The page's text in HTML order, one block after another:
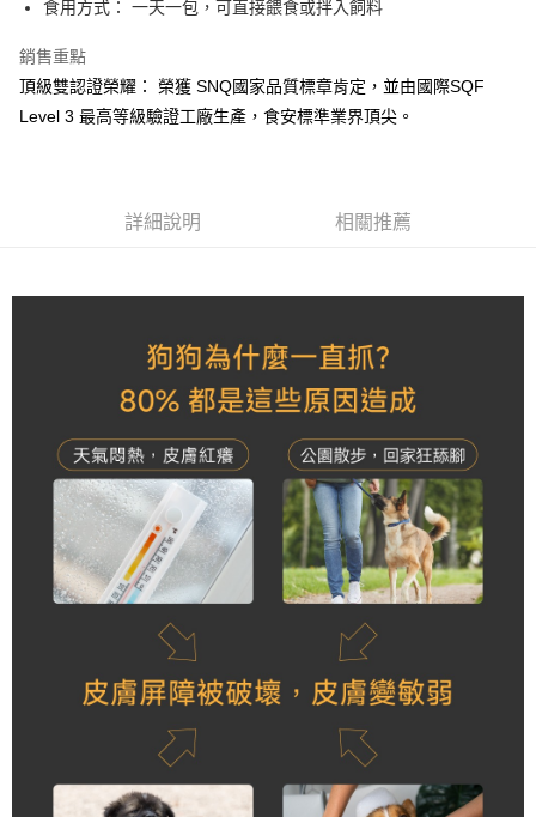
流程，驗證手機門號後，選擇欲分期的期數、繳款截止日，確認付款後即完
3.實際核准額度、可分期數及費用金額請依後續交易確認頁面所載為準。
4.訂單成立30分鐘內，如未前往確認交易或遇審核未通過，訂單將自動取
消。如遇「轉專審核」未通過狀況，表示未達大哥付你分期系統評分，恕無
法說明評估內容。
2.透過簡訊連結打開帳單後，可選擇「超商條碼／台灣大直營門市／銀行轉
帳／街口支付／iPASS MONEY」等通路繳費。
1.本服務係由「台灣大哥大股份有限公司」（以下簡稱本公司）所提供，讓
買賣價金債權讓與本公司後，依約使用本公司帳單繳交帳款。
2.基於同意付款使用「大哥付你分期」之契約關係目的，商店將以您的個人
資料（包含姓名、電話或地址）提供予台灣大哥大進項蒐集、處理及利用，
由本公司與您本人進行分期帳單所需資料之確認、核對及更正。
AFTEE先享後付是「在收到商品之後才付款」的支付方式。 讓您購物簡單
１．簡單：不需註冊會員、不需綁卡、不需儲值。
２．便利：只要手機號碼，簡訊認證，即可結帳。
結帳頁面，進行簡訊認證並確認金額後，即可完成結帳。
後付繳納相關費用。
※ 交易是否成功請以「AFTEE先享後付 」之結帳頁面顯示為準，若有關於
是否繳費成功／繳費後需取消欲退款等相關疑問，請聯繫「AFTEE先享後付
客戶支援中心」https://netprotections.freshdesk.com/support/home
【注意事項】
１．透過由恩沛科技股份有限公司提供之「AFTEE先享後付」服務完成之交
易，需依本服務之必要範圍內提供個人資料，並將交易相關給付款項請求債
權轉讓予恩沛科技股份有限公司。
２．關於個人資料處理事宜，請瀏覽以下網址：
https://aftee.tw/terms/#terms3
３．未成年的使用者請事先徵得法定代理人或監護人之同意方可使用
４．使用「AFTEE先享後付」時，將依據個別帳號之用戶狀況，依本公司即
時審查核予不同之上限額度；若仍有額度不足之情形，本公司將視審查結果
請求用戶進行身份認證。
恩沛科技股份有限公司將有權停止該用戶之使用額度並採取法律行動。
ATM付款
付款後7-11取貨
宅配
京站台北店客服中心(1F星巴克旁) 即日起不提供京站紙袋，取件時
請自備購物袋，若需購買紙袋可現場詢問
免運費
食用方式： 一天一包，可直接餵食或拌入飼料
銷售重點
頂級雙認證榮耀： 榮獲 SNQ國家品質標章肯定，並由國際SQF
Level 3 最高等級驗證工廠生產，食安標準業界頂尖。
詳細說明 相關推薦